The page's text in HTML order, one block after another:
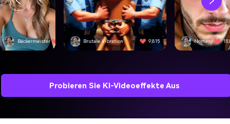
Vibration 9,815 Nomesy 15,092 Kringe
Probieren Sie KI-Videoeffekte Aus